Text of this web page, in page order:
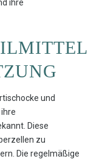
ihre
und
Diese
zu
Die regelmäßige